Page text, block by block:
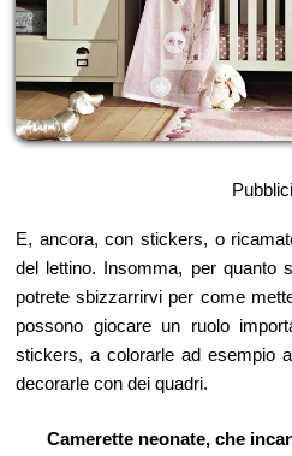
E, ancora, con stickers, o
del lettino. Insomma, per quanto
potrete sbizzarrirvi per come
possono giocare un ruolo
stickers, a colorarle ad esempio
decorarle con dei quadri.
Camerette neonate, che